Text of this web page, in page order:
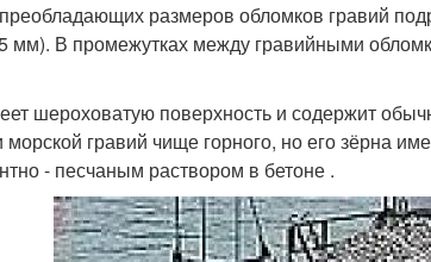
размеров обломков гравий
мм). В промежутках между гравийными
шероховатую поверхность и содержит
гравий чище горного, но его зёрна
- песчаным раствором в бетоне .